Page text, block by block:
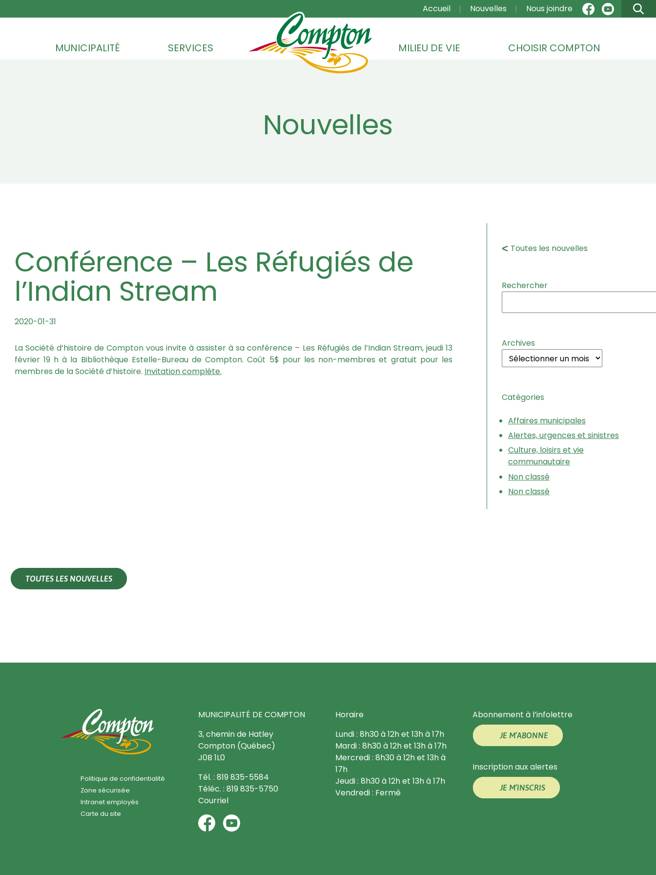
MAIN NAVIGATION
Accueil Nouvelles Nous joindre
MUNICIPALITÉ SERVICES MILIEU DE VIE CHOISIR COMPTON
Nouvelles
Conférence – Les Réfugiés de
l’Indian Stream
2020-01-31
La Société d’histoire de Compton vous invite à assister à sa conférence – Les Réfugiés de l’Indian Stream, jeudi 13
février 19 h à la Bibliothèque Estelle-Bureau de Compton. Coût 5$ pour les non-membres et gratuit pour les
membres de la Société d’histoire. Invitation complète.
Toutes les nouvelles
Rechercher
Archives
Catégories
Affaires municipales
Alertes, urgences et sinistres
Culture, loisirs et vie
communautaire
Non classé
Non classé
TOUTES LES NOUVELLES
Politique de confidentialité
Zone sécurisée
Intranet employés
Carte du site
MUNICIPALITÉ DE COMPTON
3, chemin de Hatley
Compton (Québec)
J0B 1L0
Tél. : 819 835-5584
Téléc. : 819 835-5750
Courriel
Horaire
Lundi : 8h30 à 12h et 13h à 17h
Mardi : 8h30 à 12h et 13h à 17h
Mercredi : 8h30 à 12h et 13h à
17h
Jeudi : 8h30 à 12h et 13h à 17h
Vendredi : Fermé
Abonnement à l’infolettre
JE M’ABONNE
Inscription aux alertes
JE M’INSCRIS